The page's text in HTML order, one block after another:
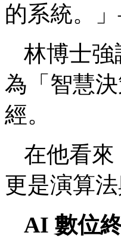
的系統。
林博士
為「智慧
經。
在他看
更是演算
AI 數位